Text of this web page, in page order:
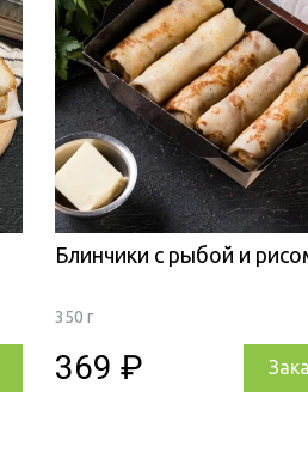
Блинчики с рыбой и
350 г
369 ₽